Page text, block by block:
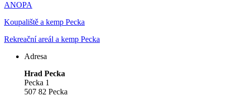
ANOPA
Koupaliště a kemp Pecka
Rekreační areál a kemp Pecka
Adresa
Hrad Pecka
Pecka 1
507 82 Pecka